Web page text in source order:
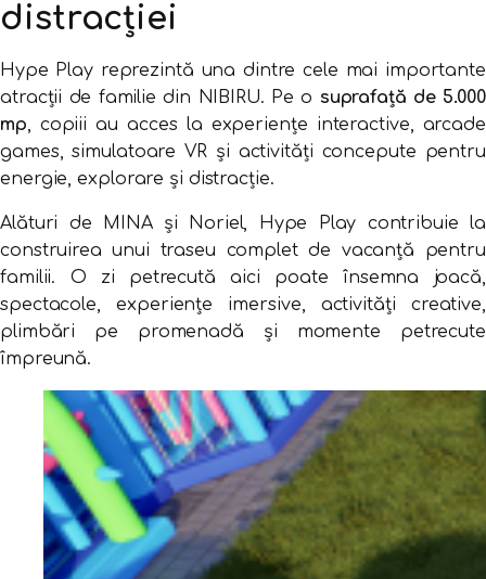
distracției
Hype Play reprezintă una dintre cele mai importante
atracții de familie din NIBIRU. Pe o suprafață de 5.000
mp, copiii au acces la experiențe interactive, arcade
games, simulatoare VR și activități concepute pentru
energie, explorare și distracție.
Alături de MINA și Noriel, Hype Play contribuie la
construirea unui traseu complet de vacanță pentru
familii. O zi petrecută aici poate însemna joacă,
spectacole, experiențe imersive, activități creative,
plimbări pe promenadă și momente petrecute
împreună.